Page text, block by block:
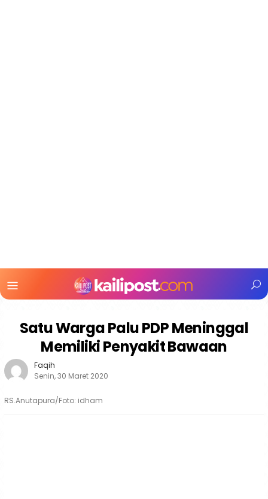
Mobile
Satu Warga Palu PDP Meninggal
Memiliki Penyakit Bawaan
Faqih
Senin, 30 Maret 2020
RS.Anutapura/Foto: idham